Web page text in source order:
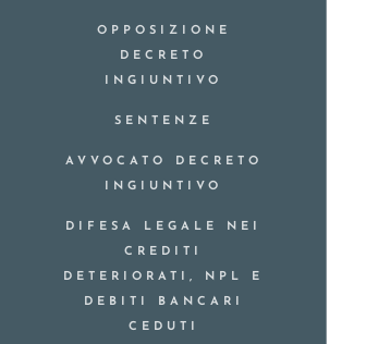
OPPOSIZIONE
DECRETO
INGIUNTIVO
SENTENZE
AVVOCATO DECRETO
INGIUNTIVO
DIFESA LEGALE NEI
CREDITI
DETERIORATI, NPL E
DEBITI BANCARI
CEDUTI